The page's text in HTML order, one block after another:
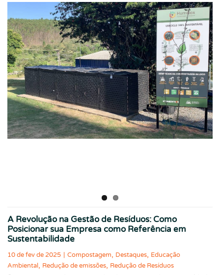
A Revolução na Gestão de Resíduos: Como
Posicionar sua Empresa como Referência em
Sustentabilidade
10 de fev de 2025 | Compostagem, Destaques, Educação
Ambiental, Redução de emissões, Redução de Resíduos